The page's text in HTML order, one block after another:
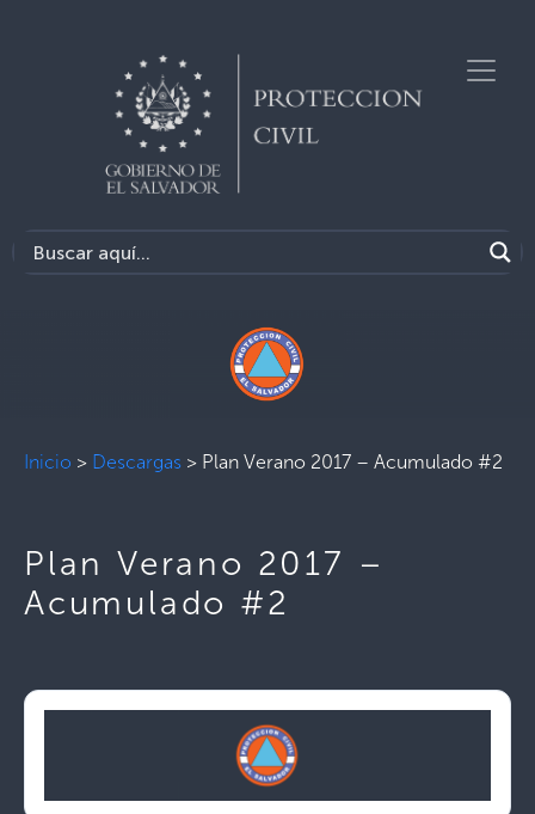
Inicio > Descargas > Plan Verano 2017 – Acumulado #2
Plan Verano 2017 –
Acumulado #2